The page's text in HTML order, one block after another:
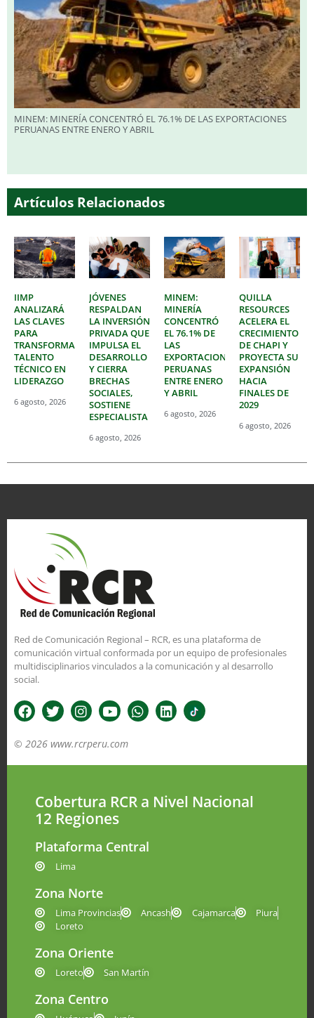
MINEM: MINERÍA CONCENTRÓ EL 76.1% DE LAS EXPORTACIONES
PERUANAS ENTRE ENERO Y ABRIL
Artículos Relacionados
IIMP
ANALIZARÁ
LAS CLAVES
PARA
TRANSFORMAR
TALENTO
TÉCNICO EN
LIDERAZGO
6 agosto, 2026
JÓVENES
RESPALDAN
LA INVERSIÓN
PRIVADA QUE
IMPULSA EL
DESARROLLO
Y CIERRA
BRECHAS
SOCIALES,
SOSTIENE
ESPECIALISTA
6 agosto, 2026
MINEM:
MINERÍA
CONCENTRÓ
EL 76.1% DE
LAS
EXPORTACIONES
PERUANAS
ENTRE ENERO
Y ABRIL
6 agosto, 2026
QUILLA
RESOURCES
ACELERA EL
CRECIMIENTO
DE CHAPI Y
PROYECTA SU
EXPANSIÓN
HACIA
FINALES DE
2029
6 agosto, 2026
Red de Comunicación Regional – RCR, es una plataforma de
comunicación virtual conformada por un equipo de profesionales
multidisciplinarios vinculados a la comunicación y al desarrollo
social.
© 2026 www.rcrperu.com
Cobertura RCR a Nivel Nacional
12 Regiones
Plataforma Central
Lima
Zona Norte
Lima Provincias Ancash Cajamarca
Piura
Loreto
Zona Oriente
Loreto San Martín
Zona Centro